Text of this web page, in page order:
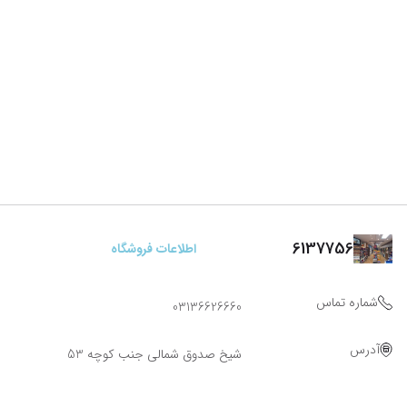
6137756 اطلاعات فروشگاه
شماره تماس 03136626660
آدرس شیخ صدوق شمالی جنب کوچه 53